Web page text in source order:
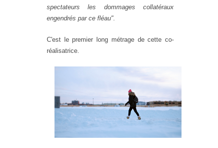
spectateurs les dommages collatéraux
engendrés par ce fléau".
C'est le premier long métrage de cette co-
réalisatrice.